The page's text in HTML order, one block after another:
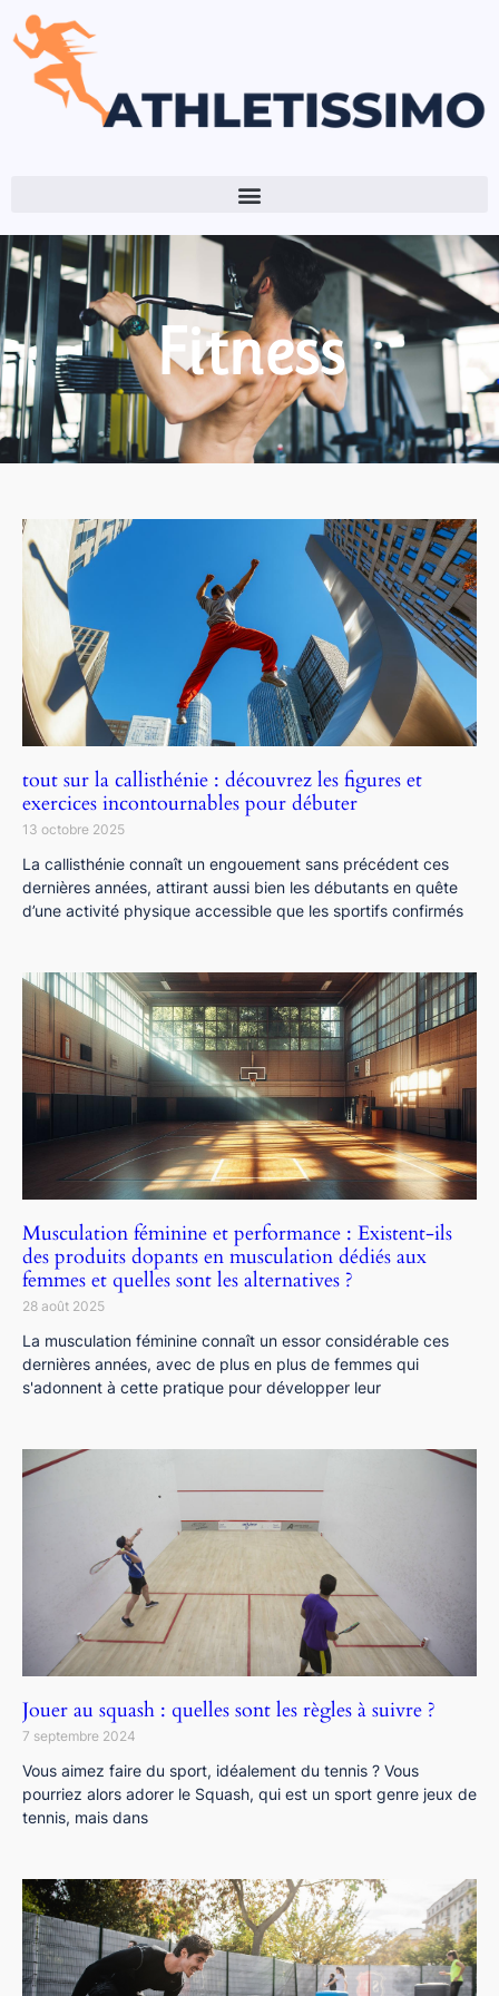
Fitness
tout sur la callisthénie : découvrez les figures et
exercices incontournables pour débuter
13 octobre 2025
La callisthénie connaît un engouement sans précédent ces
dernières années, attirant aussi bien les débutants en quête
d’une activité physique accessible que les sportifs confirmés
Musculation féminine et performance : Existent-ils
des produits dopants en musculation dédiés aux
femmes et quelles sont les alternatives ?
28 août 2025
La musculation féminine connaît un essor considérable ces
dernières années, avec de plus en plus de femmes qui
s'adonnent à cette pratique pour développer leur
Jouer au squash : quelles sont les règles à suivre ?
7 septembre 2024
Vous aimez faire du sport, idéalement du tennis ? Vous
pourriez alors adorer le Squash, qui est un sport genre jeux de
tennis, mais dans